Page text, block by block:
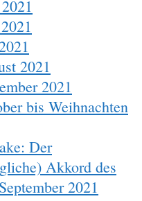
2021
2021
bis Weihnachten
Der
Akkord des
2021